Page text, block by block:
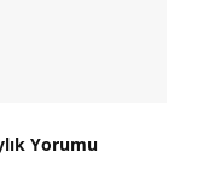
Yorumu